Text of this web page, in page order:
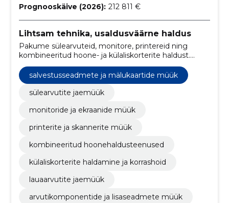
Prognooskäive (2026): 212 811 €
Lihtsam tehnika, usaldusväärne haldus
Pakume sülearvuteid, monitore, printereid ning
kombineeritud hoone- ja külaliskorterite haldust.
Lihtsustame igapäevaelu kvaliteetse tehnika ja
professionaalse hooldusega.
salvestusseadmete ja mälukaartide müük
sülearvutite jaemüük
monitoride ja ekraanide müük
printerite ja skannerite müük
kombineeritud hoonehaldusteenused
külaliskorterite haldamine ja korrashoid
lauaarvutite jaemüük
arvutikomponentide ja lisaseadmete müük